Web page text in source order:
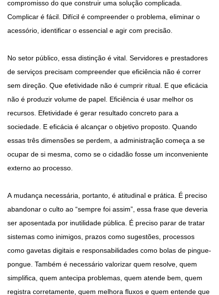
compromisso do que construir uma solução complicada.
Complicar é fácil. Difícil é compreender o problema, eliminar o
acessório, identificar o essencial e agir com precisão.
No setor público, essa distinção é vital. Servidores e prestadores
de serviços precisam compreender que eficiência não é correr
sem direção. Que efetividade não é cumprir ritual. E que eficácia
não é produzir volume de papel. Eficiência é usar melhor os
recursos. Efetividade é gerar resultado concreto para a
sociedade. E eficácia é alcançar o objetivo proposto. Quando
essas três dimensões se perdem, a administração começa a se
ocupar de si mesma, como se o cidadão fosse um inconveniente
externo ao processo.
A mudança necessária, portanto, é atitudinal e prática. É preciso
abandonar o culto ao “sempre foi assim”, essa frase que deveria
ser aposentada por inutilidade pública. É preciso parar de tratar
sistemas como inimigos, prazos como sugestões, processos
como gavetas digitais e responsabilidades como bolas de pingue-
pongue. Também é necessário valorizar quem resolve, quem
simplifica, quem antecipa problemas, quem atende bem, quem
registra corretamente, quem melhora fluxos e quem entende que